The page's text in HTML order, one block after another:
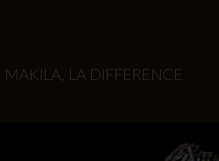
MAKILA, LA DIFFERENCE